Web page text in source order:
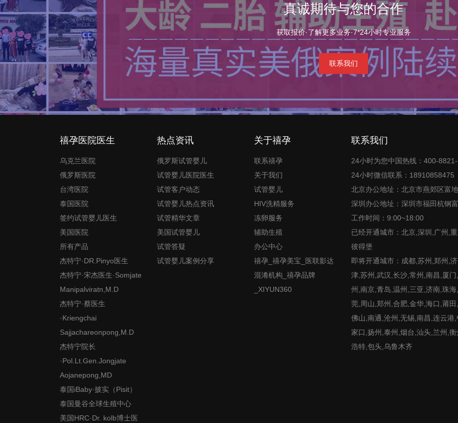
真诚期待与您的合作
获取报价·了解更多业务·7*24小时专业服务
联系我们
禧孕医院医生
乌克兰医院
俄罗斯医院
台湾医院
泰国医院
签约试管婴儿医生
美国医院
所有产品
杰特宁·DR.Pinyo医生
杰特宁·宋杰医生·Somjate
Manipalviratn,M.D
杰特宁·蔡医生
·Kriengchai
Sajjachareonpong,M.D
杰特宁院长
·Pol.Lt.Gen.Jongjate
Aojanepong,MD
泰国iBaby·披实（Pisit）
泰国曼谷全球生殖中心
美国HRC·Dr. kolb博士医
热点资讯
俄罗斯试管婴儿
试管婴儿医院医生
试管客户动态
试管婴儿热点资讯
试管精华文章
美国试管婴儿
试管答疑
试管婴儿案例分享
关于禧孕
联系禧孕
关于我们
试管婴儿
HIV洗精服务
冻卵服务
辅助生殖
办公中心
禧孕_禧孕美宝_医联影达
混淆机构_禧孕品牌
_XIYUN360
联系我们
24小时为您中国热线：400-
24小时微信联系：18910858475
北京办公地址：北京市燕郊区富
深圳办公地址：深圳市福田杭钢
工作时间：9:00~18:00
已经开通城市：北京,深圳,广州,
彼得堡
即将开通城市：成都,苏州,郑州,
津,苏州,武汉,长沙,常州,南昌,厦
州,南京,青岛,温州,三亚,济南,珠
莞,周山,郑州,合肥,金华,海口,莆
佛山,南通,沧州,无锡,南昌,连云港
家口,扬州,泰州,烟台,汕头,兰州,
浩特,包头,乌鲁木齐